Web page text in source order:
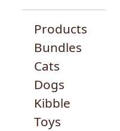
Products
Bundles
Cats
Dogs
Kibble
Toys